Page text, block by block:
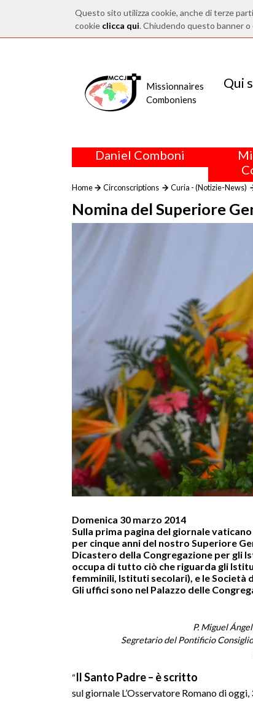
Questo sito utilizza cookie, anche di terze
cookie clicca qui. Chiudendo questo banner
Missionnaires
Comboniens
Qui
Daniel Comboni
Home Circonscriptions Curia - (Notizie-News)
Nomina del Superiore
Domenica 30 marzo 2014
Sulla prima pagina del giornale
per cinque anni del nostro Superiore
Dicastero della Congregazione per gli
occupa di tutto ciò che riguarda gli
femminili, Istituti secolari), e le
Gli uffici sono nel Palazzo delle
P. Miguel
Segretario del Pontificio
“Il Santo Padre – è scritto
sul giornale L’Osservatore Romano di oggi,